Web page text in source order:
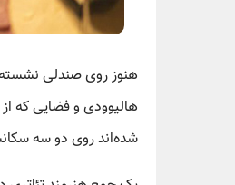
هنوز روی صندلی
هالیوودی و فضایی که
شده‌اند روی دو سه